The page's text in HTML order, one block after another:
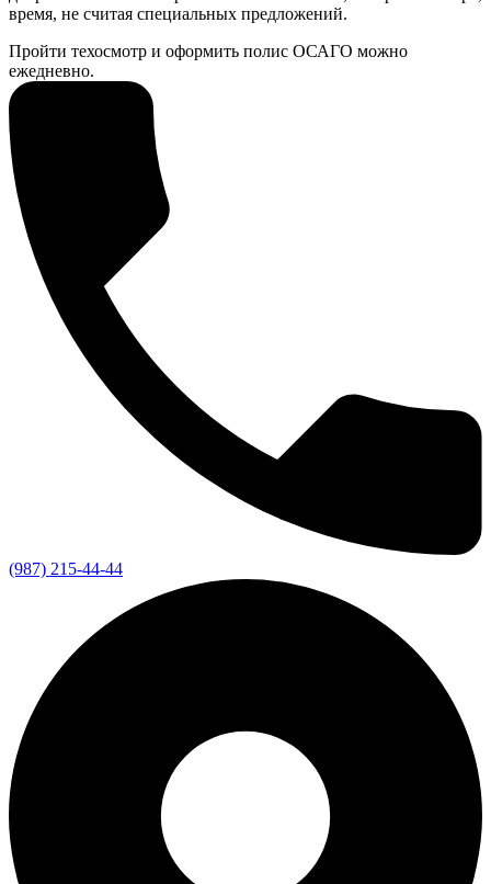
время, не считая специальных предложений.
Пройти техосмотр и оформить полис ОСАГО можно
ежедневно.
(987) 215-44-44